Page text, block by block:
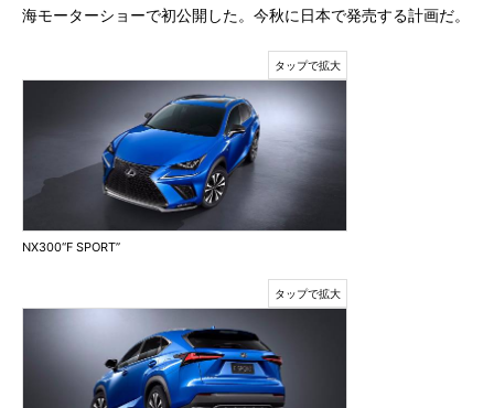
海モーターショーで初公開した。今秋に日本で発売する計画だ。
NX300“F SPORT”